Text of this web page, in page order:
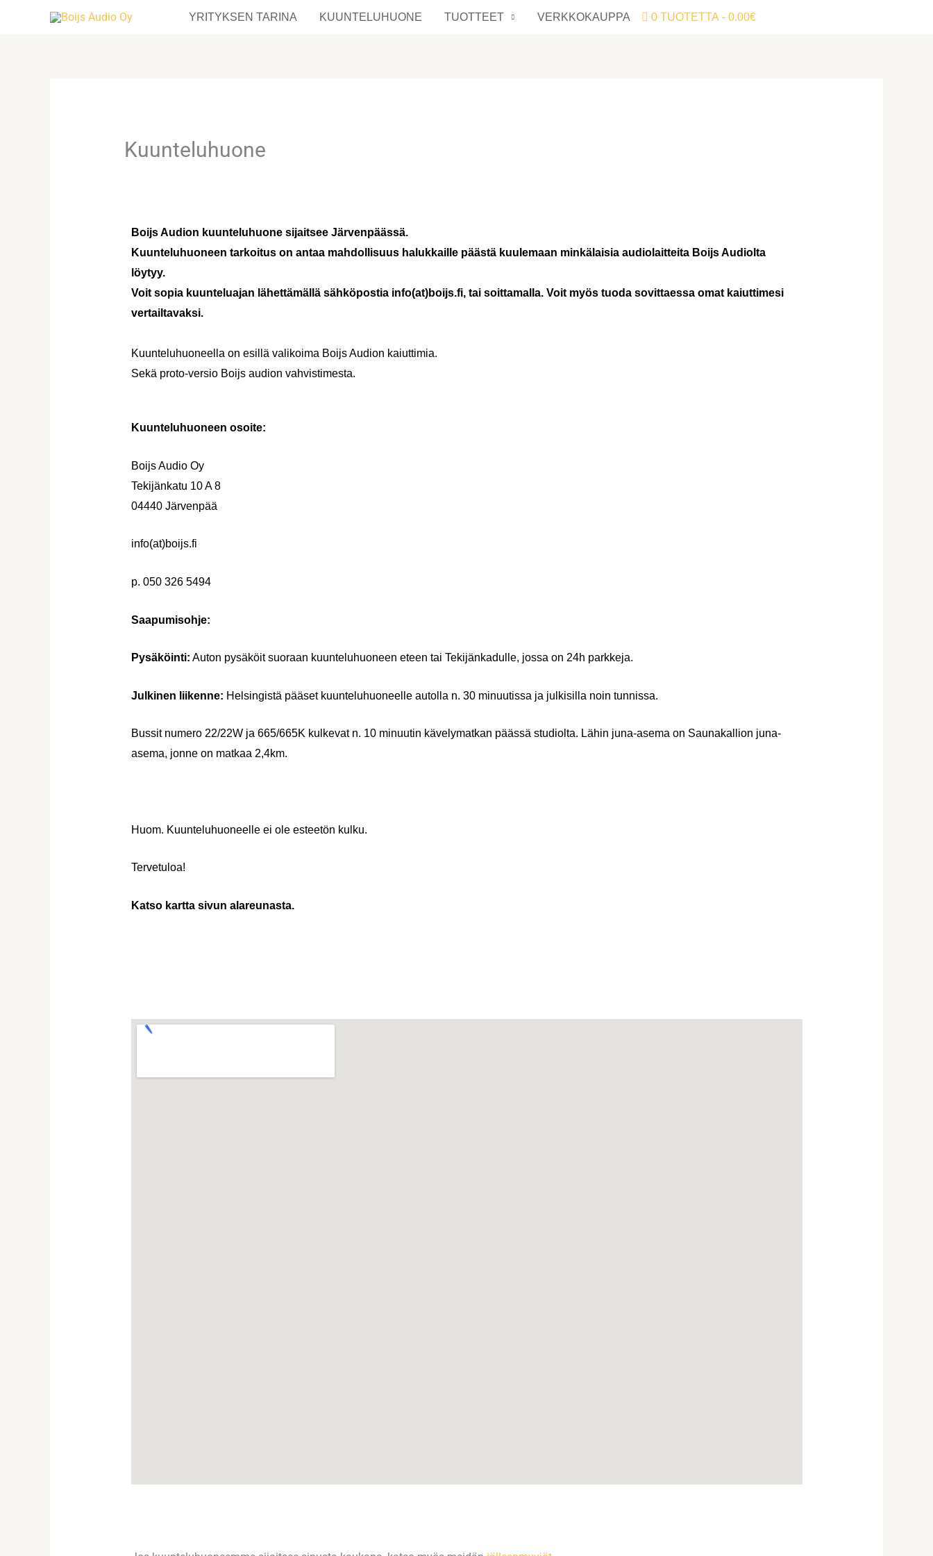
YRITYKSEN TARINA KUUNTELUHUONE TUOTTEET VERKKOKAUPPA 0 TUOTETTA 0.00€
Kuunteluhuone
Boijs Audion kuunteluhuone sijaitsee Järvenpäässä.
Kuunteluhuoneen tarkoitus on antaa mahdollisuus halukkaille päästä kuulemaan minkälaisia audiolaitteita Boijs Audiolta
löytyy.
Voit sopia kuunteluajan lähettämällä sähköpostia info(at)boijs.fi, tai soittamalla. Voit myös tuoda sovittaessa omat kaiuttimesi
vertailtavaksi.
Kuunteluhuoneella on esillä valikoima Boijs Audion kaiuttimia.
Sekä proto-versio Boijs audion vahvistimesta.
Kuunteluhuoneen osoite:
Boijs Audio Oy
Tekijänkatu 10 A 8
04440 Järvenpää
info(at)boijs.fi
p. 050 326 5494
Saapumisohje:
Pysäköinti: Auton pysäköit suoraan kuunteluhuoneen eteen tai Tekijänkadulle, jossa on 24h parkkeja.
Julkinen liikenne: Helsingistä pääset kuunteluhuoneelle autolla n. 30 minuutissa ja julkisilla noin tunnissa.
Bussit numero 22/22W ja 665/665K kulkevat n. 10 minuutin kävelymatkan päässä studiolta. Lähin juna-asema on Saunakallion juna-
asema, jonne on matkaa 2,4km.
Huom. Kuunteluhuoneelle ei ole esteetön kulku.
Tervetuloa!
Katso kartta sivun alareunasta.